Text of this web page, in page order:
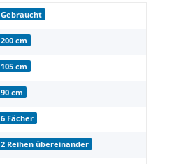
Gebraucht
200 cm
105 cm
90 cm
6 Fächer
2 Reihen übereinander